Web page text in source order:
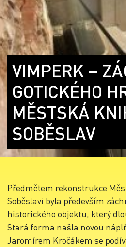
VIMPERK –
GOTICKÉHO
MĚSTSKÁ
SOBĚSLAV
Předmětem rekonstrukce
Soběslavi byla především
historického objektu, který
Stará forma našla novou
Jaromírem Kročákem se